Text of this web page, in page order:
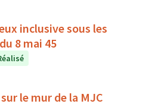
inclusive sous les
8 mai 45
le mur de la MJC